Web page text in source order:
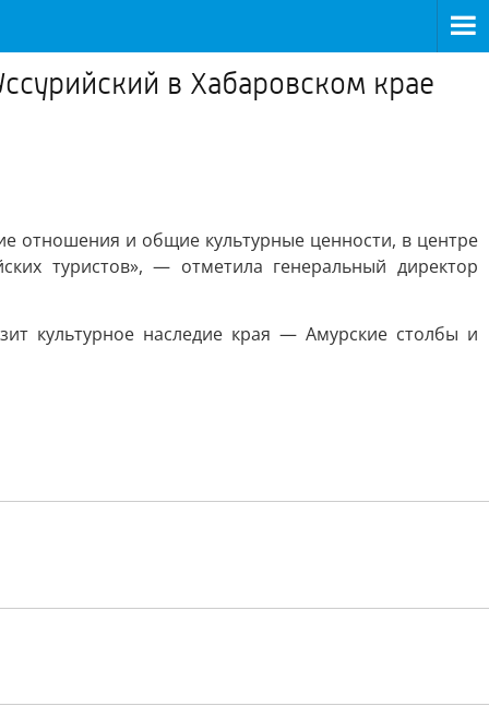
в Хабаровском крае
отношения и общие культурные ценности, в центре
туристов», — отметила генеральный директор
культурное наследие края — Амурские столбы и